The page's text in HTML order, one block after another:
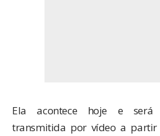
Ela acontece hoje e será
transmitida por vídeo a